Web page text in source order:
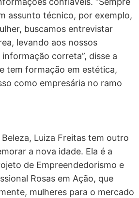
assunto técnico, por exemplo,
buscamos entrevistar
levando aos nossos
correta”, disse a
tem formação em estética,
como empresária no ramo
Luiza Freitas tem outro
a nova idade. Ela é a
de Empreendedorismo e
Rosas em Ação, que
mulheres para o mercado